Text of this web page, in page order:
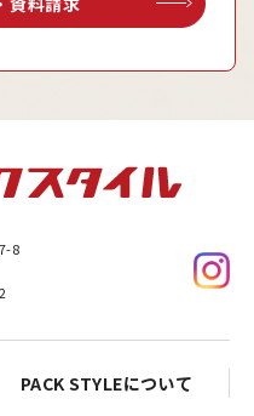
8
PACK STYLEについて